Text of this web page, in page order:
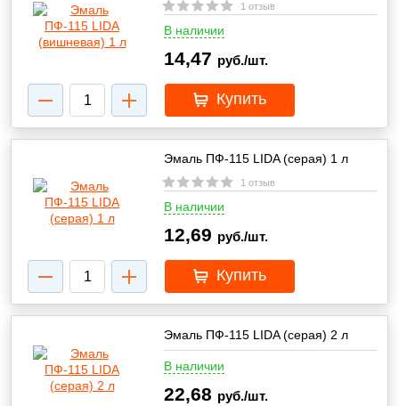
1 отзыв
В наличии
14,47 руб./шт.
Купить
Эмаль ПФ-115 LIDA (серая) 1 л
1 отзыв
В наличии
12,69 руб./шт.
Купить
Эмаль ПФ-115 LIDA (серая) 2 л
В наличии
22,68 руб./шт.